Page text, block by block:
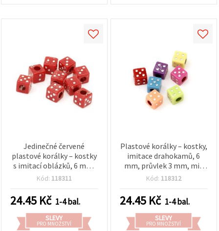
Jedinečné červené
plastové korálky – kostky
s imitací oblázků, 6 mm,
průvlek 3 mm – 20 g (cca
kreativní šperky a
zábavné DIY projekty
Kód: 118311
24.45 Kč 1-4 bal.
SLEVY
PRO MNOŽSTVÍ
Plastové korálky – kostky,
imitace drahokamů, 6
mm, průvlek 3 mm, mix
barev – 20 g (~95 ks)
Kód: 118312
24.45 Kč 1-4 bal.
SLEVY
PRO MNOŽSTVÍ